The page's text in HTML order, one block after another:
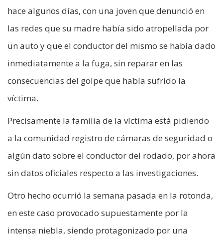
hace algunos días, con una joven que denunció en
las redes que su madre había sido atropellada por
un auto y que el conductor del mismo se había dado
inmediatamente a la fuga, sin reparar en las
consecuencias del golpe que había sufrido la
víctima.
Precisamente la familia de la víctima está pidiendo
a la comunidad registro de cámaras de seguridad o
algún dato sobre el conductor del rodado, por ahora
sin datos oficiales respecto a las investigaciones.
Otro hecho ocurrió la semana pasada en la rotonda,
en este caso provocado supuestamente por la
intensa niebla, siendo protagonizado por una